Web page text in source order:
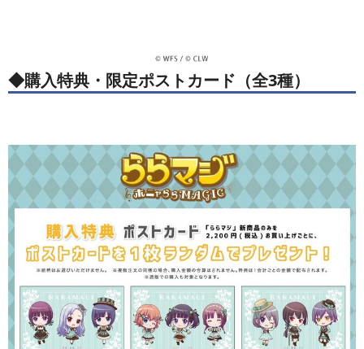
◆購入特典・限定ポストカード（全3種）